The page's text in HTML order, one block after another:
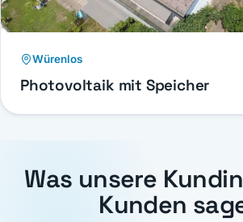
Würenlos
Photovoltaik mit Speicher
Was unsere
Kunden